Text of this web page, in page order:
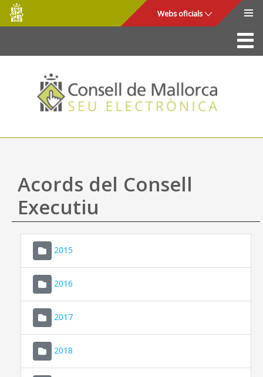
Salta al contingut principal
Consell
de
Mallorca
Webs oficials
La Seu
Consell de Mallorca
Accés i seguretat
Utilitats
Ajuda
Acords del Consell
Executiu
2015
2016
2017
2018